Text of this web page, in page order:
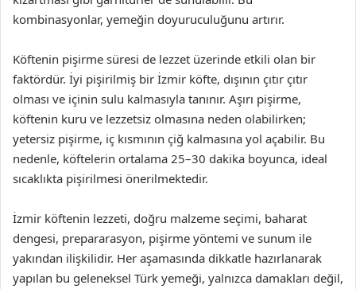
kombinasyonlar, yemeğin doyuruculuğunu artırır.
Köftenin pişirme süresi de lezzet üzerinde etkili olan bir
faktördür. İyi pişirilmiş bir İzmir köfte, dışının çıtır çıtır
olması ve içinin sulu kalmasıyla tanınır. Aşırı pişirme,
köftenin kuru ve lezzetsiz olmasına neden olabilirken;
yetersiz pişirme, iç kısmının çiğ kalmasına yol açabilir. Bu
nedenle, köftelerin ortalama 25–30 dakika boyunca, ideal
sıcaklıkta pişirilmesi önerilmektedir.
İzmir köftenin lezzeti, doğru malzeme seçimi, baharat
dengesi, prepararasyon, pişirme yöntemi ve sunum ile
yakından ilişkilidir. Her aşamasında dikkatle hazırlanarak
yapılan bu geleneksel Türk yemeği, yalnızca damakları değil,